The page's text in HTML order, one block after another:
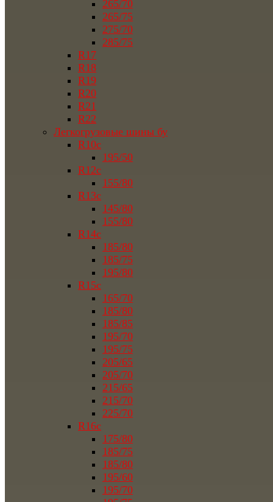
265/70
265/75
275/70
285/75
R17
R18
R19
R20
R21
R22
Легкогрузовые шины бу
R10c
195/50
R12c
155/80
R13c
145/80
155/80
R14c
185/80
185/75
195/80
R15c
165/70
185/80
185/85
195/70
195/75
205/65
205/70
215/65
215/70
225/70
R16c
175/80
185/75
185/80
195/60
195/70